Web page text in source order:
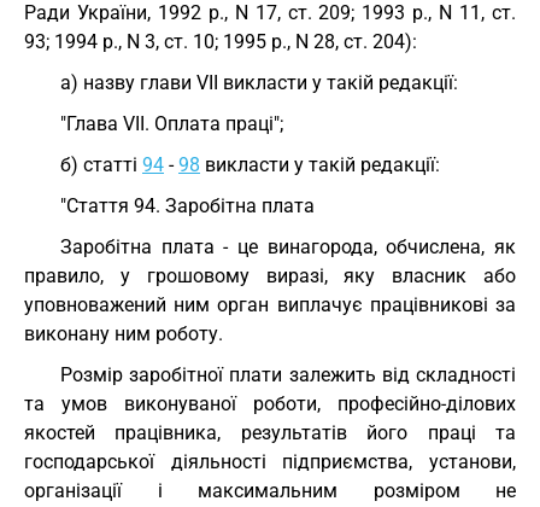
Ради України, 1992 р., N 17, ст. 209; 1993 р., N 11, ст.
93; 1994 р., N 3, ст. 10; 1995 р., N 28, ст. 204):
а) назву глави VII викласти у такій редакції:
"Глава VII. Оплата праці";
б) статті 94 -98 викласти у такій редакції:
"Стаття 94. Заробітна плата
Заробітна плата - це винагорода, обчислена, як
правило, у грошовому виразі, яку власник або
уповноважений ним орган виплачує працівникові за
виконану ним роботу.
Розмір заробітної плати залежить від складності
та умов виконуваної роботи, професійно-ділових
якостей працівника, результатів його праці та
господарської діяльності підприємства, установи,
організації і максимальним розміром не